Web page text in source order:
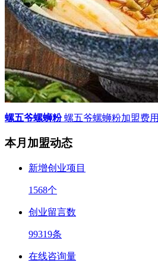
螺五爷螺蛳粉 螺五爷螺蛳粉加盟费用
本月加盟动态
新增创业项目
1568个
创业留言数
99319条
在线咨询量